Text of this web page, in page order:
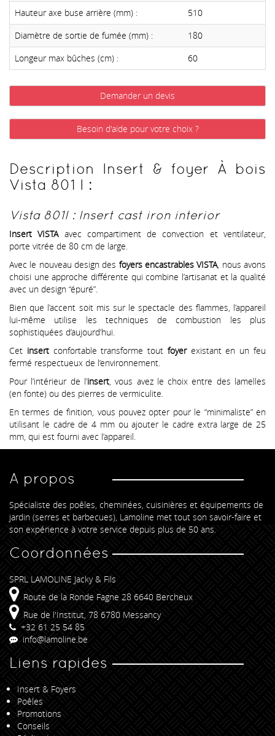
Hauteur axe buse arrière (mm) :
510
Diamètre de sortie de fumée (mm) :
180
Longeur max bûches (cm) :
60
Demander un devis
Besoin d'aide pour votre choix ?
Description Insert & foyer À bois
Vista 801 I :
Vista 801I : Insert cast iron interior
Insert VISTAavec compartiment de convection et ventilateur,
porte vitrée de 80 cm de large.
Avec le nouveau design des foyers encastrables VISTA, nous avons
choisi une approche différente qui combine l’artisanat et la qualité
avec un design “épuré”.
Bien que l’accent soit mis sur le spectacle des flammes, l’appareil
lui-même utilise les techniques de combustion les plus
sophistiquées d’aujourd’hui.
Cet insert confortable transforme tout foyer existant en un feu
fermé respectueux de l’environnement.
Pour l’intérieur de l’insert, vous avez le choix entre des lamelles
(en fonte) ou des pierres de vermiculite.
En termes de finition, vous pouvez opter pour le “minimaliste” en
utilisant le cadre de 4 mm ou ajouter le cadre extra large de 25
mm, qui est fourni avec l’appareil.
A propos
Spécialiste des poêles, cheminées, cuisinières et équipements de
jardin (serres et barbecues), Lamoline met tout son savoir-faire et
son expérience à votre service depuis plus de 50 ans.
Coordonnées
SPRL LAMOLINE Jacky & Fils
Route de la Ronde Fagne 28 6640 Bercheux
Rue de l'Institut, 78 6780 Messancy
+32 61 25 54 85
info@lamoline.be
Liens rapides
Insert & Foyers
Poêles
Promotions
Conseils